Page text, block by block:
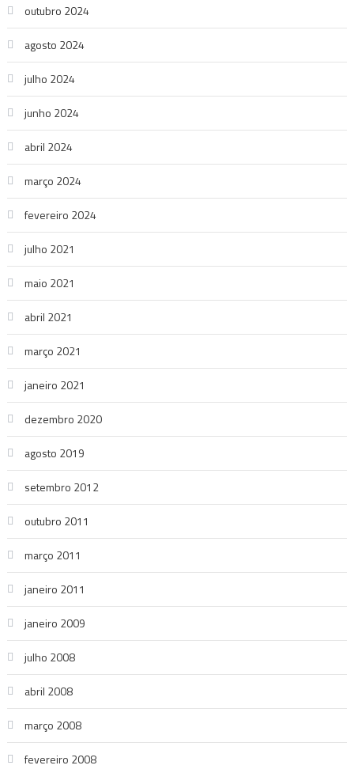
outubro 2024
agosto 2024
julho 2024
junho 2024
abril 2024
março 2024
fevereiro 2024
julho 2021
maio 2021
abril 2021
março 2021
janeiro 2021
dezembro 2020
agosto 2019
setembro 2012
outubro 2011
março 2011
janeiro 2011
janeiro 2009
julho 2008
abril 2008
março 2008
fevereiro 2008